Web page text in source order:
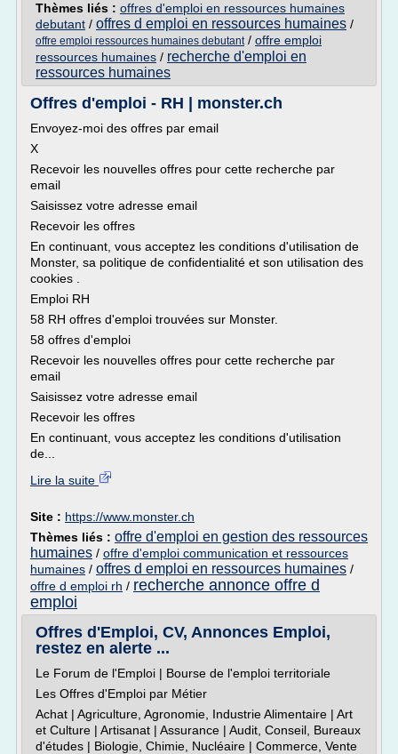
Thèmes liés : offres d'emploi en ressources humaines
debutant / offres d emploi en ressources humaines /
offre emploi ressources humaines debutant/ offre emploi
ressources humaines / recherche d'emploi en
ressources humaines
Offres d'emploi - RH | monster.ch
Envoyez-moi des offres par email
X
Recevoir les nouvelles offres pour cette recherche par
email
Saisissez votre adresse email
Recevoir les offres
En continuant, vous acceptez les conditions d'utilisation de
Monster, sa politique de confidentialité et son utilisation des
cookies .
Emploi RH
58 RH offres d'emploi trouvées sur Monster.
58 offres d'emploi
Recevoir les nouvelles offres pour cette recherche par
email
Saisissez votre adresse email
Recevoir les offres
En continuant, vous acceptez les conditions d'utilisation
de...
Lire la suite
Site : https://www.monster.ch
Thèmes liés : offre d'emploi en gestion des ressources
humaines / offre d'emploi communication et ressources
humaines / offres d emploi en ressources humaines /
offre d emploi rh / recherche annonce offre d
emploi
Offres d'Emploi, CV, Annonces Emploi,
restez en alerte ...
Le Forum de l'Emploi | Bourse de l'emploi territoriale
Les Offres d'Emploi par Métier
Achat | Agriculture, Agronomie, Industrie Alimentaire | Art
et Culture | Artisanat | Assurance | Audit, Conseil, Bureaux
d'études | Biologie, Chimie, Nucléaire | Commerce, Vente